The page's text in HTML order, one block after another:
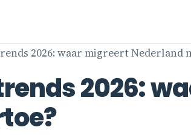
2026: waar migreert Nederland
2026: